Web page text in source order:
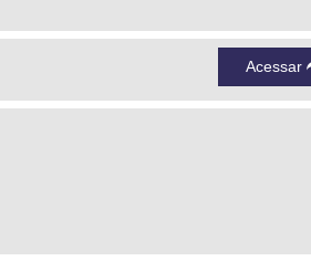
Acessar